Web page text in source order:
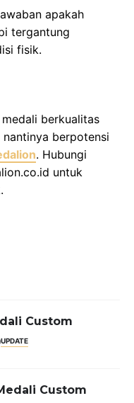
apakah
tergantung
fisik.
berkualitas
berpotensi
. Hubungi
untuk
Custom
UPDATE
Custom